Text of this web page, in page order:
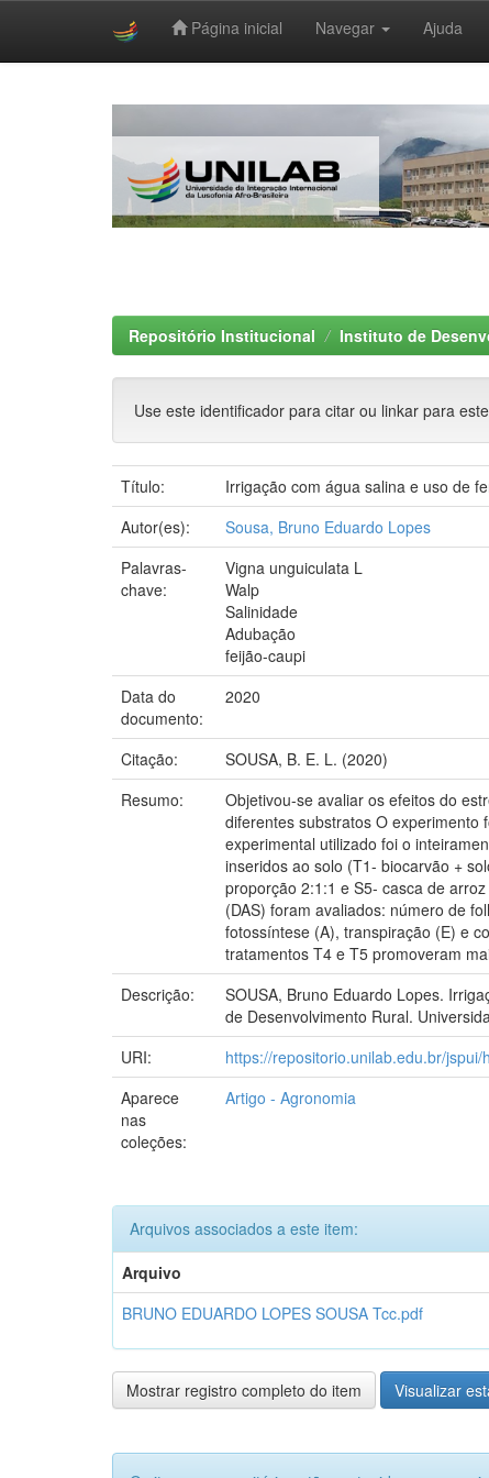
Página inicial Navegar Ajuda
Repositório Institucional Instituto de
Use este identificador para citar ou linkar para
Título:
Irrigação com água salina e uso de
Autor(es):
Sousa, Bruno Eduardo Lopes
Palavras-
chave:
Vigna unguiculata L
Walp
Salinidade
Adubação
feijão-caupi
Data do
documento:
2020
Citação:
SOUSA, B. E. L. (2020)
Resumo:
Objetivou-se avaliar os efeitos do
diferentes substratos O experimento
experimental utilizado foi o
inseridos ao solo (T1- biocarvão +
proporção 2:1:1 e S5- casca de
(DAS) foram avaliados: número de
fotossíntese (A), transpiração (E) e
tratamentos T4 e T5 promoveram
Descrição:
SOUSA, Bruno Eduardo Lopes.
de Desenvolvimento Rural.
URI:
https://repositorio.unilab.edu.br/
Aparece
nas
coleções:
Artigo - Agronomia
Arquivos associados a este item:
Arquivo
BRUNO EDUARDO LOPES SOUSA Tcc.pdf
Mostrar registro completo do item Visualizar